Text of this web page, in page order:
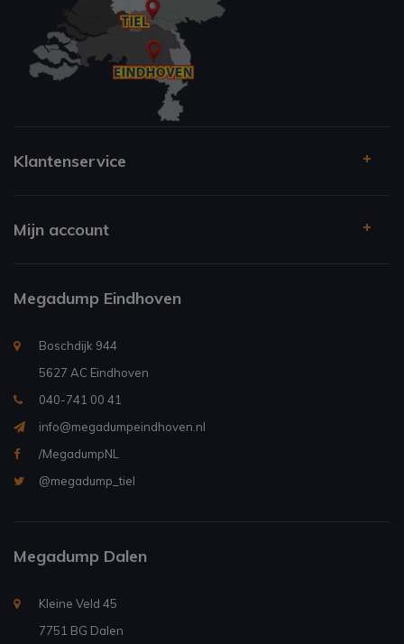
Klantenservice
Mijn account
Megadump Eindhoven
Boschdijk 944
5627 AC Eindhoven
040-741 00 41
info@megadumpeindhoven.nl
/MegadumpNL
@megadump_tiel
Megadump Dalen
Kleine Veld 45
7751 BG Dalen